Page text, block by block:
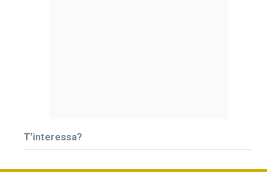
T’interessa?